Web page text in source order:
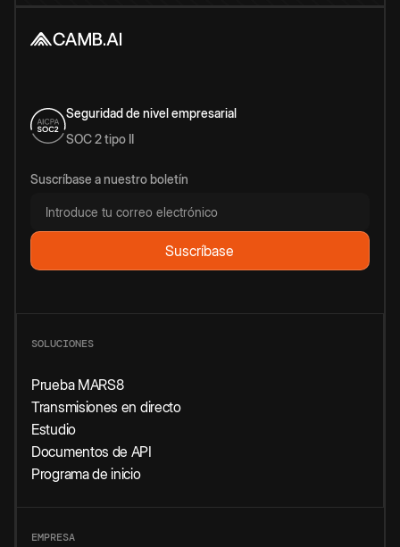
Seguridad de nivel empresarial
SOC 2 tipo II
Suscríbase a nuestro boletín
SOLUCIONES
Prueba MARS8
Transmisiones en directo
Estudio
Documentos de API
Programa de inicio
EMPRESA